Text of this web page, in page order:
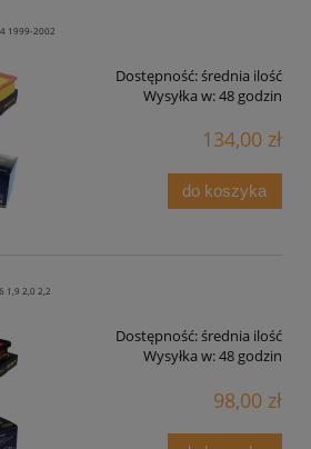
1999-2002
Dostępność:średnia ilość
Wysyłka w:48 godzin
134,00 zł
do koszyka
1,9 2,0 2,2
Dostępność:średnia ilość
Wysyłka w:48 godzin
98,00 zł